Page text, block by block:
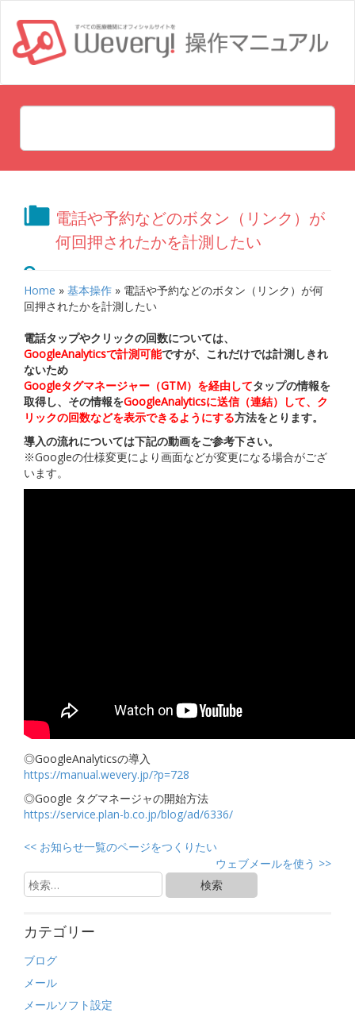
電話や予約などのボタン（リンク）が
何回押されたかを計測したい
Home » 基本操作 » 電話や予約などのボタン（リンク）が何
回押されたかを計測したい
電話タップやクリックの回数については、
GoogleAnalyticsで計測可能ですが、これだけでは計測しきれ
ないため
Googleタグマネージャー（GTM）を経由してタップの情報を
取得し、 その情報をGoogleAnalyticsに送信（連結）して、ク
リックの回数などを表示できるようにする方法をとります。
導入の流れについては下記の動画をご参考下さい。
※Googleの仕様変更により画面などが変更になる場合がござ
います。
◎GoogleAnalyticsの導入
https://manual.wevery.jp/?p=728
◎Google タグマネージャの開始方法
https://service.plan-b.co.jp/blog/ad/6336/
<< お知らせ一覧のページをつくりたい
ウェブメールを使う >>
カテゴリー
ブログ
メール
メールソフト設定